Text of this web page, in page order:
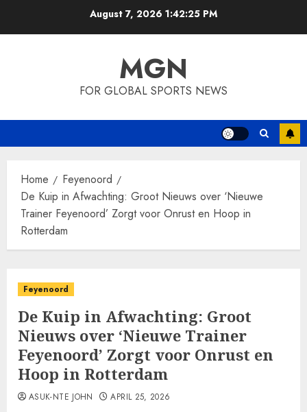
August 7, 2026 1:42:26 PM
MGN
FOR GLOBAL SPORTS NEWS
Home
Feyenoord
De Kuip in Afwachting: Groot Nieuws over ‘Nieuwe
Trainer Feyenoord’ Zorgt voor Onrust en Hoop in
Rotterdam
Feyenoord
De Kuip in Afwachting: Groot
Nieuws over ‘Nieuwe Trainer
Feyenoord’ Zorgt voor Onrust en
Hoop in Rotterdam
ASUK-NTE JOHN APRIL 25, 2026